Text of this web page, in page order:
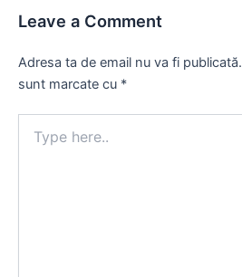
Leave a Comment
Adresa ta de email nu va fi publicată.
sunt marcate cu *
here..